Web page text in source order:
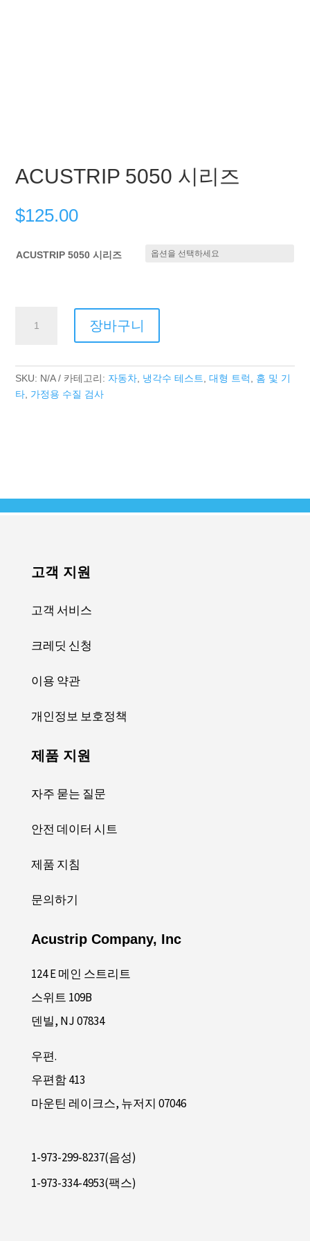
ACUSTRIP 5050 시리즈
$125.00
ACUSTRIP 5050 시리즈
5050
량
장바구니
SKU: N/A 카테고리: 자동차 냉각수 테스트 ,대형 트럭
홈 및 기
타 가정용 수질 검사
고객 지원
고객 서비스
크레딧 신청
이용 약관
개인정보 보호정책
제품 지원
자주 묻는 질문
안전 데이터 시트
제품 지침
문의하기
Acustrip Company, Inc
124 E 메인 스트리트
스위트 109B
덴빌, NJ 07834
우편.
우편함 413
마운틴 레이크스, 뉴저지 07046
1-973-299-8237(음성)
1-973-334-4953(팩스)